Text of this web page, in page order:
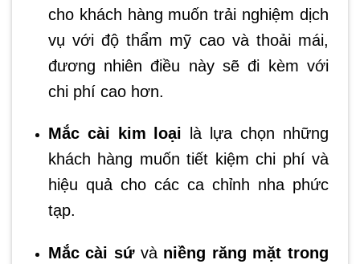
cao và dễ
tháo lắp.
– Không gây
khó chịu
hoặc gây
– Không
hiệu quả với
tình trạng
cho khách hàng muốn trải nghiệm dịch
vụ với độ thẩm mỹ cao và thoải mái,
đương nhiên điều này sẽ đi kèm với
chi phí cao hơn.
Mắc cài kim loại là lựa chọn những
khách hàng muốn tiết kiệm chi phí và
hiệu quả cho các ca chỉnh nha phức
tạp.
Mắc cài sứvà niềng răng mặt trong